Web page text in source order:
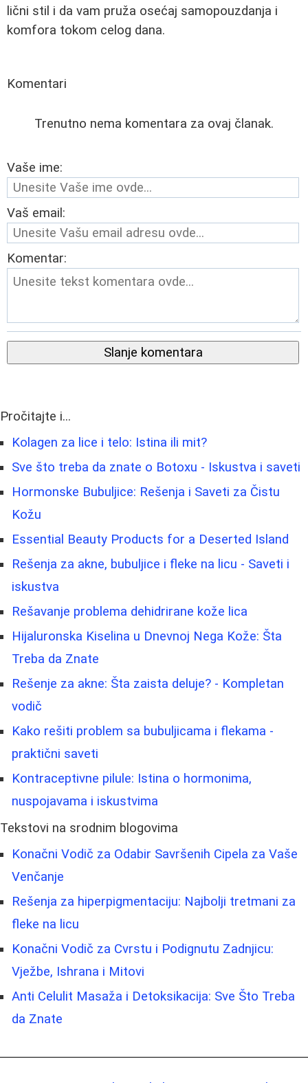
lični stil i da vam pruža osećaj samopouzdanja i
komfora tokom celog dana.
Komentari
Trenutno nema komentara za ovaj članak.
Vaše ime:
Vaš email:
Komentar:
Slanje komentara
Pročitajte i...
Kolagen za lice i telo: Istina ili mit?
Sve što treba da znate o Botoxu - Iskustva i saveti
Hormonske Bubuljice: Rešenja i Saveti za Čistu
Kožu
Essential Beauty Products for a Deserted Island
Rešenja za akne, bubuljice i fleke na licu - Saveti i
iskustva
Rešavanje problema dehidrirane kože lica
Hijaluronska Kiselina u Dnevnoj Nega Kože: Šta
Treba da Znate
Rešenje za akne: Šta zaista deluje? - Kompletan
vodič
Kako rešiti problem sa bubuljicama i flekama -
praktični saveti
Kontraceptivne pilule: Istina o hormonima,
nuspojavama i iskustvima
Tekstovi na srodnim blogovima
Konačni Vodič za Odabir Savršenih Cipela za Vaše
Venčanje
Rešenja za hiperpigmentaciju: Najbolji tretmani za
fleke na licu
Konačni Vodič za Cvrstu i Podignutu Zadnjicu:
Vježbe, Ishrana i Mitovi
Anti Celulit Masaža i Detoksikacija: Sve Što Treba
da Znate